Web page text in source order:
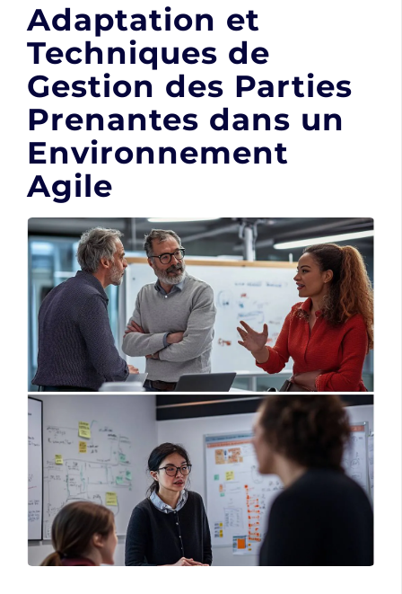
Adaptation et
Techniques de
Gestion des Parties
Prenantes dans un
Environnement
Agile